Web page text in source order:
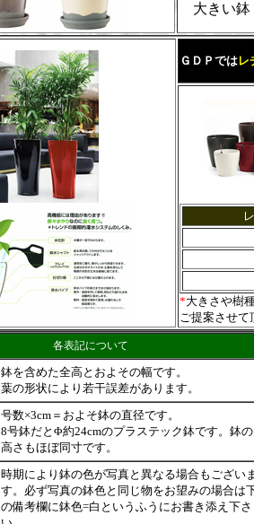
大きい鉢
ＧＤＰではレ
*大きさや樹
ご提案させて
各表記について
鉢を含めた全高とおよその幅です。
葉の形状により若干誤差があります。
号数×3cm＝およそ鉢の直径です。
8号鉢だとΦ約24cmのプラステック鉢です。鉢の
高さもほぼ同寸です。
時期により鉢の色が写真と異なる場合もございま
す。必ず写真の鉢色と同じ物をお望みの場合は
の備考欄に鉢色=白というふうにお書き添え下さ